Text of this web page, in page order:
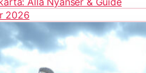
2026